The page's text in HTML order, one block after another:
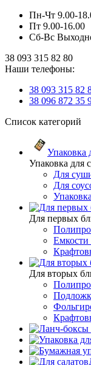
Пн-Чт 9.00-
Пт 9.00-16.00
Сб-Вс
38 093 315 82 80
Наши телефоны:
38 093 315 82
38 096 872 35
Список категорий
Упаковка
Упаковка для
Для
Для
Для первых
Для вторых